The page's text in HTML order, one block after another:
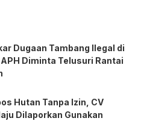
Dugaan Tambang Ilegal di
Diminta Telusuri Rantai
Hutan Tanpa Izin, CV
Dilaporkan Gunakan